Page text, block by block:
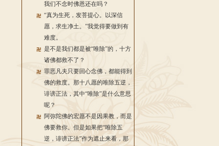
我们不念时佛恩还在吗？
“真为生死，发菩提心。以深信
愿，求生净土。”我觉得要做到有
难度。
是不是我们都是被“唯除”的，十方
诸佛都救不了？
罪恶凡夫只要回心念佛，都能得到
佛的救度。那十八愿的唯除五逆，
诽谤正法，其中“唯除”是什么意思
呢？
阿弥陀佛的宏愿不是因果教，而是
佛要救你。但是如果把“唯除五
逆，诽谤正法”作为遮止来看，那